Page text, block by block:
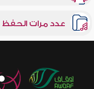
عدد مرات الحفظ